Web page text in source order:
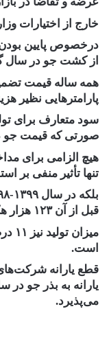
خارج از اختیارات
درخصوص پایین
از کشت جو در سال
همه ساله قیمت
پارامترهایی نظیر
سود متعارف برای
صورتی که قیمت جو
هیچ الزامی برای
تنها تأثیر منفی بر
بلکه در سال ۱۳۹۹-۱۳۹۸ سطح زیر
قبل از آن ۱۲۳ هزار هکتار افزایش و
است.
قطع یارانه
یارانه به بذر جو در
می‌پذیرد.